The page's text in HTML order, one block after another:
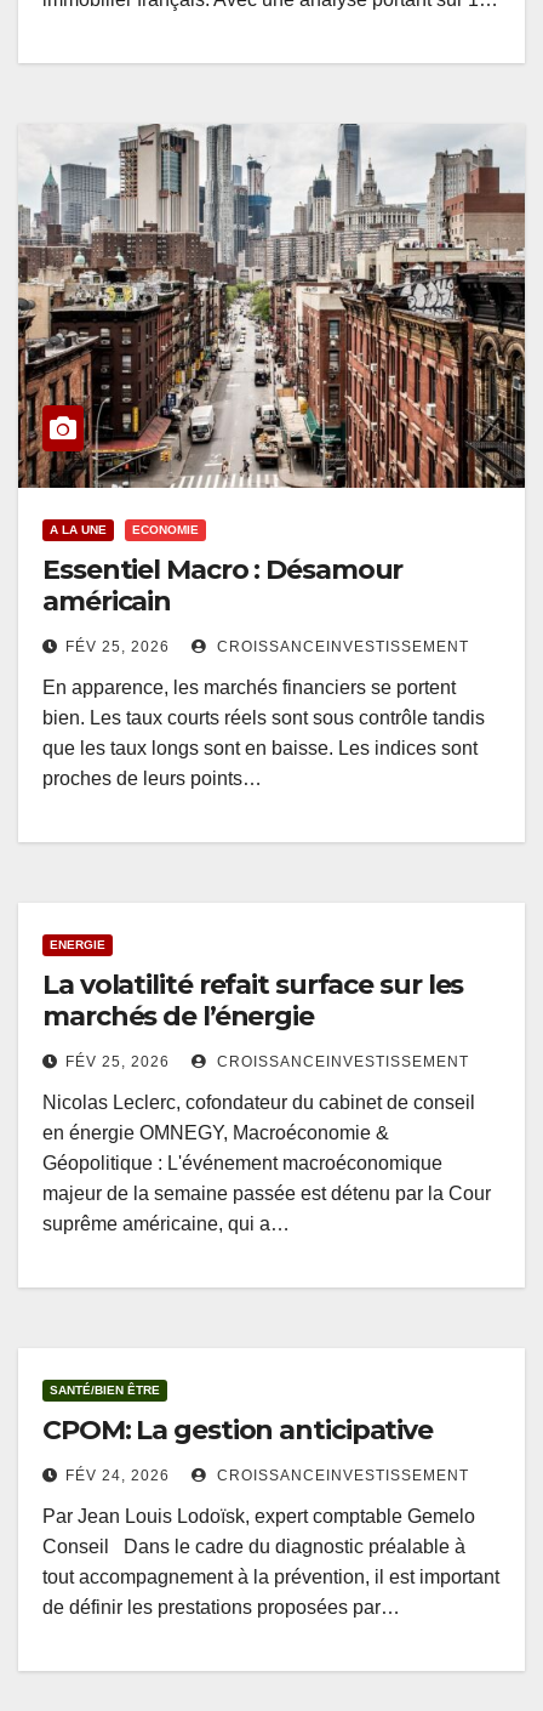
A LA UNE ECONOMIE
Essentiel Macro : Désamour
américain
FÉV 25, 2026 CROISSANCEINVESTISSEMENT
En apparence, les marchés financiers se portent
bien. Les taux courts réels sont sous contrôle tandis
que les taux longs sont en baisse. Les indices sont
proches de leurs points…
ENERGIE
La volatilité refait surface sur les
marchés de l’énergie
FÉV 25, 2026 CROISSANCEINVESTISSEMENT
Nicolas Leclerc, cofondateur du cabinet de conseil
en énergie OMNEGY, Macroéconomie &
Géopolitique : L'événement macroéconomique
majeur de la semaine passée est détenu par la Cour
suprême américaine, qui a…
SANTÉ/BIEN ÊTRE
CPOM: La gestion anticipative
FÉV 24, 2026 CROISSANCEINVESTISSEMENT
Par Jean Louis Lodoïsk, expert comptable Gemelo
Conseil Dans le cadre du diagnostic préalable à
tout accompagnement à la prévention, il est important
de définir les prestations proposées par…